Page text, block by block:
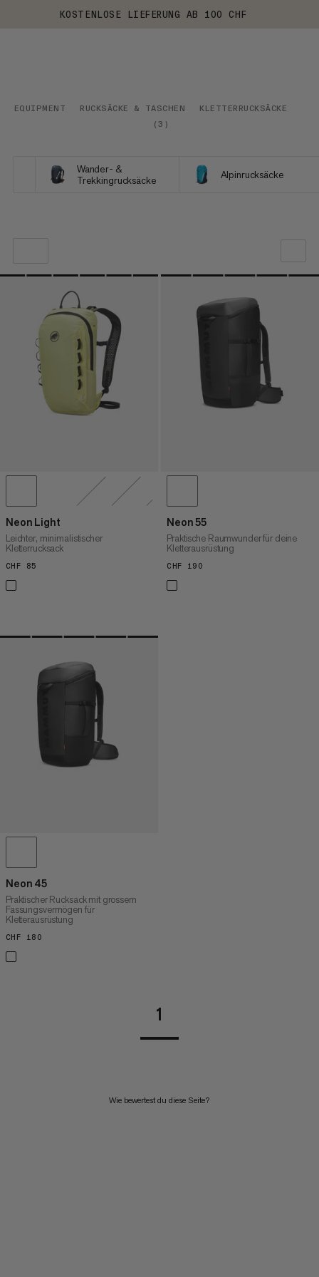
KOSTENLOSE LIEFERUNG AB 100 CHF
EQUIPMENT RUCKSÄCKE & TASCHEN
KLETTERRUCKSÄCKE
(3 )
Wander- &
Trekkingrucksäcke
Alpinrucksäcke
UNSERE EMPFEHLUNG
NIEDRIGSTER PREIS
HÖCHSTER PREIS
BEWERTUNG
Neon Light
Leichter, minimalistischer
Kletterrucksack
CHF 85
Neon 55
Praktische Raumwunder für deine
Kletterausrüstung
CHF 190
Neon 45
Praktischer Rucksack mit grossem
Fassungsvermögen für
Kletterausrüstung
CHF 180
1
Wie bewertest du diese Seite?